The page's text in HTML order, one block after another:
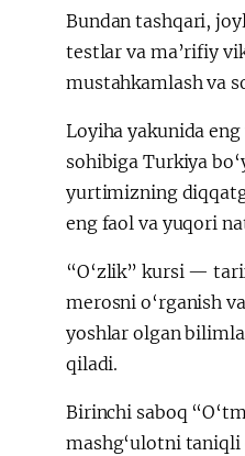
Bundan tashqari,
testlar va ma’rifiy
mustahkamlash va
Loyiha yakunida
sohibiga Turkiya
yurtimizning
eng faol va yuqori
“O‘zlik” kursi —
merosni o‘rganish
yoshlar olgan
qiladi.
Birinchi saboq
mashg‘ulotni